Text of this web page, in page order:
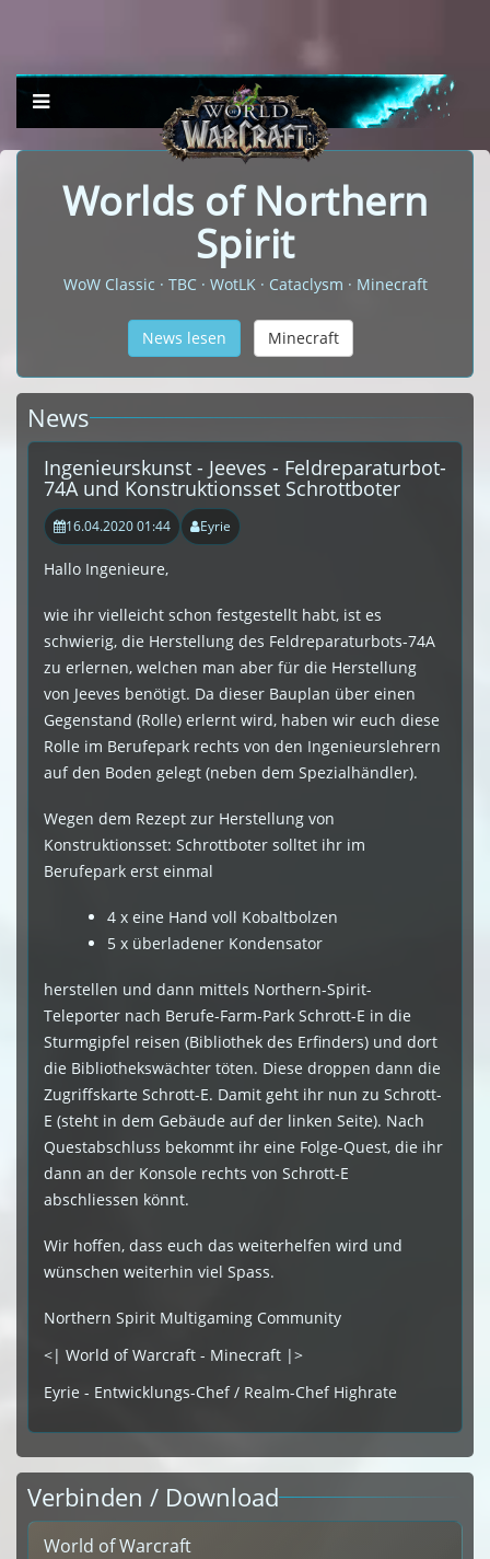
Worlds of Northern
Spirit
WoW Classic · TBC · WotLK · Cataclysm · Minecraft
News lesen Minecraft
News
Ingenieurskunst - Jeeves - Feldreparaturbot-
74A und Konstruktionsset Schrottboter
16.04.2020 01:44 Eyrie
Hallo Ingenieure,
wie ihr vielleicht schon festgestellt habt, ist es
schwierig, die Herstellung des Feldreparaturbots-74A
zu erlernen, welchen man aber für die Herstellung
von Jeeves benötigt. Da dieser Bauplan über einen
Gegenstand (Rolle) erlernt wird, haben wir euch diese
Rolle im Berufepark rechts von den Ingenieurslehrern
auf den Boden gelegt (neben dem Spezialhändler).
Wegen dem Rezept zur Herstellung von
Konstruktionsset: Schrottboter solltet ihr im
Berufepark erst einmal
4 x eine Hand voll Kobaltbolzen
5 x überladener Kondensator
herstellen und dann mittels Northern-Spirit-
Teleporter nach Berufe-Farm-Park Schrott-E in die
Sturmgipfel reisen (Bibliothek des Erfinders) und dort
die Bibliothekswächter töten. Diese droppen dann die
Zugriffskarte Schrott-E. Damit geht ihr nun zu Schrott-
E (steht in dem Gebäude auf der linken Seite). Nach
Questabschluss bekommt ihr eine Folge-Quest, die ihr
dann an der Konsole rechts von Schrott-E
abschliessen könnt.
Wir hoffen, dass euch das weiterhelfen wird und
wünschen weiterhin viel Spass.
Northern Spirit Multigaming Community
<| World of Warcraft - Minecraft |>
Eyrie - Entwicklungs-Chef / Realm-Chef Highrate
Verbinden / Download
World of Warcraft